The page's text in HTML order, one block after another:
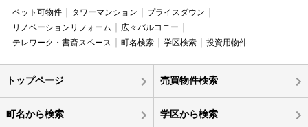
ペット可物件 タワーマンション
プライスダウン
リノベーションリフォーム
広々バルコニー
テレワーク・書斎スペース
町名検索 学区検索 投資用物件
トップページ 売買物件検索
町名から検索 学区から検索